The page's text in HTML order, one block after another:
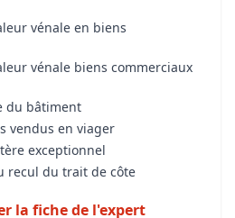
vénale en biens
vénale biens commerciaux
du bâtiment
vendus en viager
exceptionnel
recul du trait de côte
la fiche de l'expert